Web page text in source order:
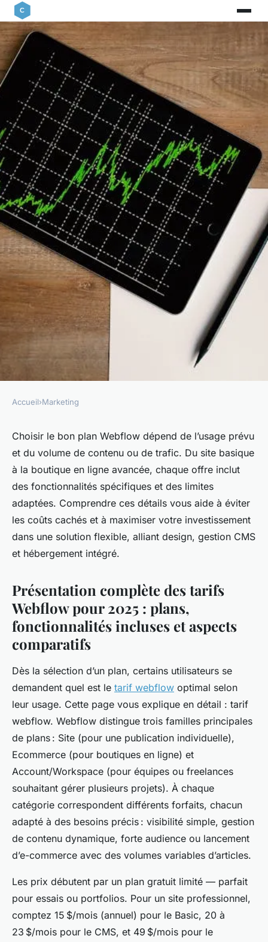
Les tarifs de webflow : quel
plan convient à vos besoins ?
Esteban•15 juin 2025 •5 min de lecture
Accueil›Marketing
Choisir le bon plan Webflow dépend de l’usage prévu
et du volume de contenu ou de trafic. Du site basique
à la boutique en ligne avancée, chaque offre inclut
des fonctionnalités spécifiques et des limites
adaptées. Comprendre ces détails vous aide à éviter
les coûts cachés et à maximiser votre investissement
dans une solution flexible, alliant design, gestion CMS
et hébergement intégré.
Présentation complète des tarifs
Webflow pour 2025 : plans,
fonctionnalités incluses et aspects
comparatifs
Dès la sélection d’un plan, certains utilisateurs se
demandent quel est le tarif webflow optimal selon
leur usage. Cette page vous explique en détail : tarif
webflow. Webflow distingue trois familles principales
de plans : Site (pour une publication individuelle),
Ecommerce (pour boutiques en ligne) et
Account/Workspace (pour équipes ou freelances
souhaitant gérer plusieurs projets). À chaque
catégorie correspondent différents forfaits, chacun
adapté à des besoins précis : visibilité simple, gestion
de contenu dynamique, forte audience ou lancement
d’e-commerce avec des volumes variables d’articles.
Les prix débutent par un plan gratuit limité — parfait
pour essais ou portfolios. Pour un site professionnel,
comptez 15 $/mois (annuel) pour le Basic, 20 à
23 $/mois pour le CMS, et 49 $/mois pour le